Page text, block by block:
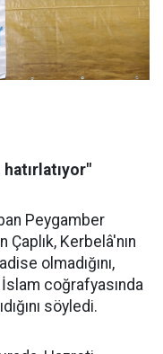
hatırlatıyor"
Peygamber
Çaplık, Kerbelâ'nın
olmadığını,
coğrafyasında
söyledi.